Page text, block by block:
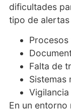
dificultades
tipo de
Falta de
Sistemas
En un